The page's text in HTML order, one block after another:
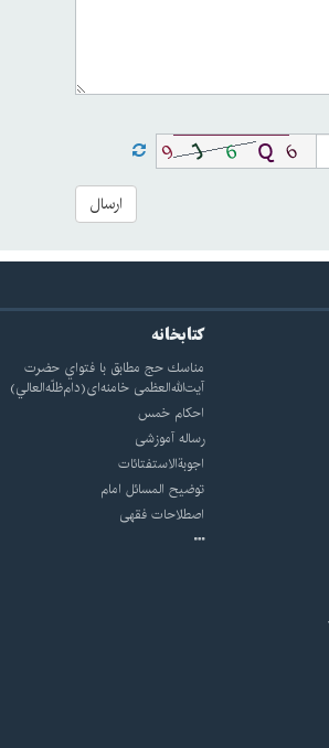
ارسال
کتابخانه
مناسك حج مطابق با فتواي حضرت
آيت‌الله‌العظمى خامنه‌اى(دام‌ظلّه‌العالي)
احکام خمس
رساله آموزشی
اجوبة‌الاستفتائات
توضيح المسائل امام
اصطلاحات فقهى